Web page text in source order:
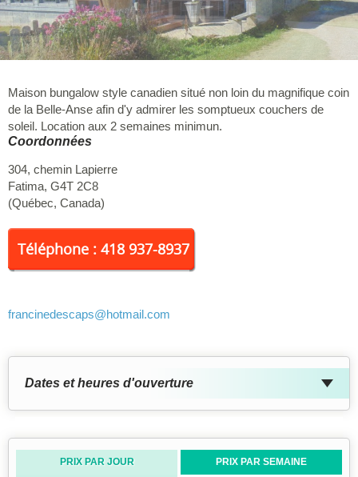
Maison bungalow style canadien situé non loin du magnifique coin
de la Belle-Anse afin d'y admirer les somptueux couchers de
soleil. Location aux 2 semaines minimun.
Coordonnées
304, chemin Lapierre
Fatima, G4T 2C8
(Québec, Canada)
Téléphone : 418 937-8937
francinedescaps@hotmail.com
Dates et heures d'ouverture
PRIX PAR JOUR PRIX PAR SEMAINE